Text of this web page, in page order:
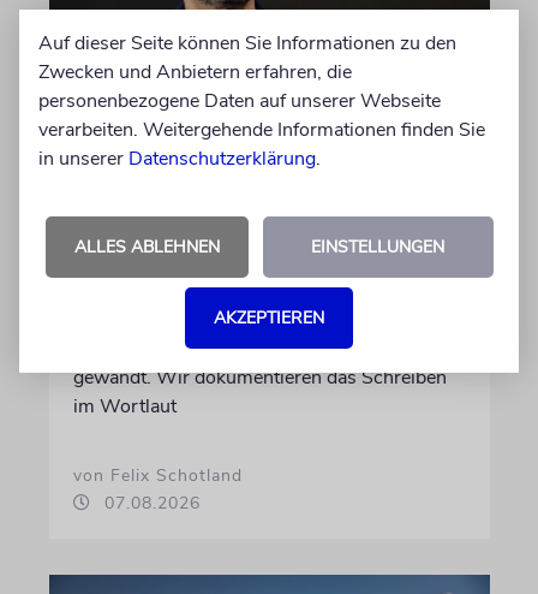
MEINUNG
Wie Georg Restle die
untergräbt
Felix Schotland, Vorstand der Synagogen-
Gemeinde Köln, an WDR-
Programmdirektorin Andrea Schafarczyk
gewandt. Wir dokumentieren das Schreiben
im Wortlaut
von Felix Schotland
07.08.2026
Auf dieser Seite können Sie Informationen zu den
Zwecken und Anbietern erfahren, die
personenbezogene Daten auf unserer Webseite
verarbeiten. Weitergehende Informationen finden Sie
in unserer Datenschutzerklärung.
ALLES ABLEHNEN EINSTELLUNGEN
AKZEPTIEREN